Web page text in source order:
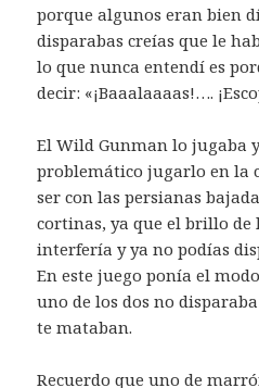
porque algunos eran bien
disparabas creías que le
lo que nunca entendí es
decir: «¡Baaalaaaas!….
El Wild Gunman lo jugaba
problemático jugarlo en la
ser con las persianas
cortinas, ya que el brillo de
interfería y ya no podías
En este juego ponía el
uno de los dos no
te mataban.
Recuerdo que uno de